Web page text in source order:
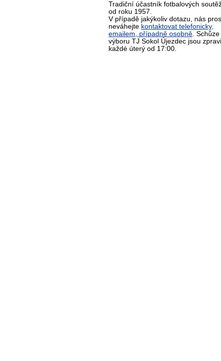
Tradiční účastník fotbalových
od roku 1957.
V případě jakýkoliv dotazu, nás
neváhejte kontaktovat telefonicky,
emailem, případně osobně. Schůze
výboru TJ Sokol Újezdec jsou
každé úterý od 17:00.